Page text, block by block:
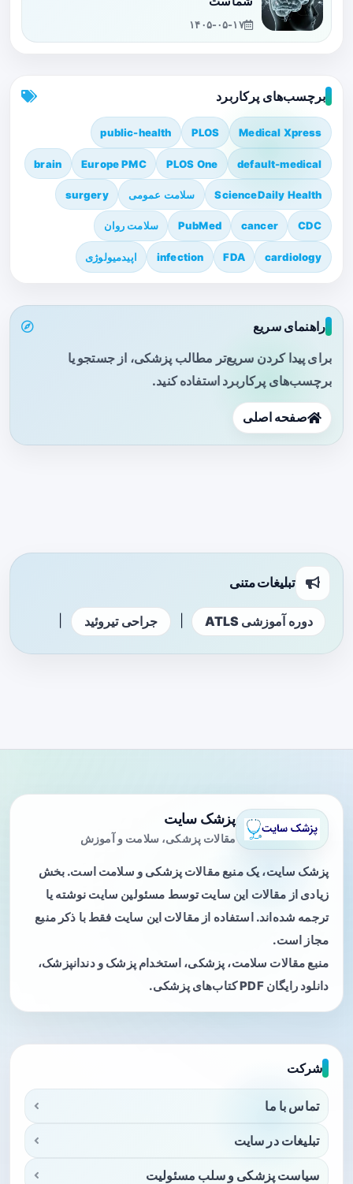
۱۴۰۵-۰۵-۱۷
برچسب‌های پرکاربرد
Medical Xpress
PLOS
public-health
default-medical
PLOS One
Europe PMC
brain
ScienceDaily Health سلامت عمومی surgery
CDC
cancer
PubMed سلامت روان
cardiology
FDA
infection اپیدمیولوژی
راهنمای سریع
برای پیدا کردن سریع‌تر مطالب پزشکی، از جستجو یا
برچسب‌های پرکاربرد استفاده کنید.
صفحه اصلی
تبلیغات متنی
دوره آموزشی ATLS جراحی تیروئید
پزشک سایت
مقالات پزشکی، سلامت و آموزش
پزشک سایت، یک منبع مقالات پزشکی و سلامت است. بخش
زیادی از مقالات این سایت توسط مسئولین سایت نوشته یا
ترجمه شده‌اند. استفاده از مقالات این سایت فقط با ذکر منبع
مجاز است.
منبع مقالات سلامت، پزشکی، استخدام پزشک و دندانپزشک،
دانلود رایگان PDF کتاب‌های پزشکی.
شرکت
تماس با ما
تبلیغات در سایت
سیاست پزشکی و سلب مسئولیت